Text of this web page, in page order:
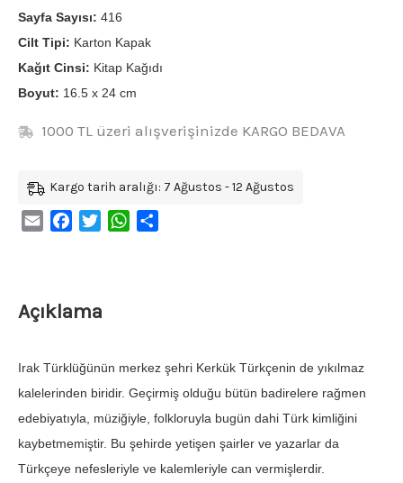
Sayfa Sayısı: 416
Cilt Tipi: Karton Kapak
Kağıt Cinsi: Kitap Kağıdı
Boyut: 16.5 x 24 cm
1000 TL üzeri alışverişinizde KARGO BEDAVA
Kargo tarih aralığı: 7 Ağustos - 12 Ağustos
Email FacebookTwitterWhatsApp
Açıklama
Irak Türklüğünün merkez şehri Kerkük Türkçenin de yıkılmaz
kalelerinden biridir. Geçirmiş olduğu bütün badirelere rağmen
edebiyatıyla, müziğiyle, folkloruyla bugün dahi Türk kimliğini
kaybetmemiştir. Bu şehirde yetişen şairler ve yazarlar da
Türkçeye nefesleriyle ve kalemleriyle can vermişlerdir.